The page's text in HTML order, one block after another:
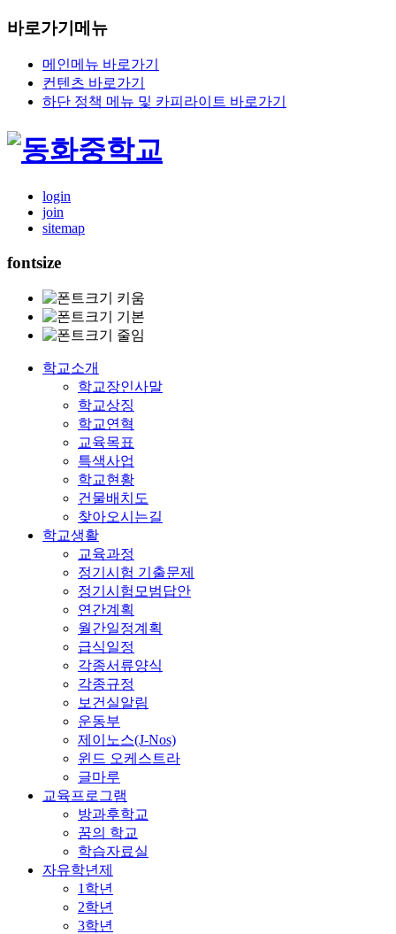
바로가기메뉴
메인메뉴 바로가기
컨텐츠 바로가기
하단 정책 메뉴 및 카피라이트 바로가기
login
join
sitemap
fontsize
학교소개
학교장인사말
학교상징
학교연혁
교육목표
특색사업
학교현황
건물배치도
찾아오시는길
학교생활
교육과정
정기시험 기출문제
정기시험모범답안
연간계획
월간일정계획
급식일정
각종서류양식
각종규정
보건실알림
운동부
제이노스(J-Nos)
윈드 오케스트라
글마루
교육프로그램
방과후학교
꿈의 학교
학습자료실
자유학년제
1학년
2학년
3학년